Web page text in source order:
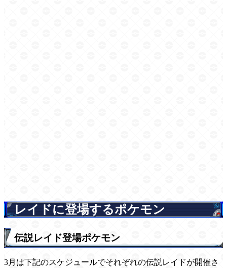
レイドに登場するポケモン
伝説レイド登場ポケモン
3月は下記のスケジュールでそれぞれの伝説レイドが開催さ